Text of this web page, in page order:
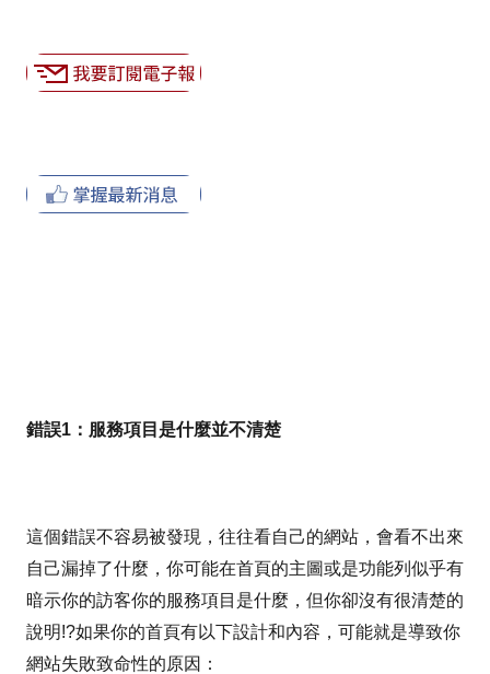
錯誤1：服務項目是什麼並不清楚
這個錯誤不容易被發現，往往看自己的網站，會看不出來
自己漏掉了什麼，你可能在首頁的主圖或是功能列似乎有
暗示你的訪客你的服務項目是什麼，但你卻沒有很清楚的
說明!?如果你的首頁有以下設計和內容，可能就是導致你
網站失敗致命性的原因：